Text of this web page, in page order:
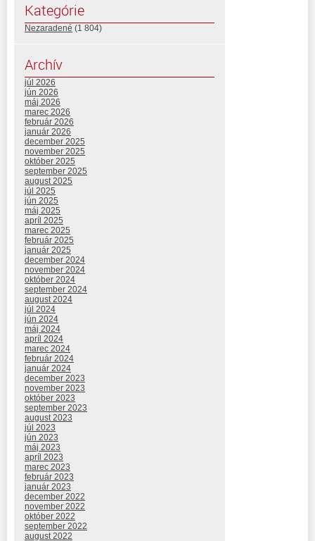
Kategórie
Nezaradené (1 804)
Archív
júl 2026
jún 2026
máj 2026
marec 2026
február 2026
január 2026
december 2025
november 2025
október 2025
september 2025
august 2025
júl 2025
jún 2025
máj 2025
apríl 2025
marec 2025
február 2025
január 2025
december 2024
november 2024
október 2024
september 2024
august 2024
júl 2024
jún 2024
máj 2024
apríl 2024
marec 2024
február 2024
január 2024
december 2023
november 2023
október 2023
september 2023
august 2023
júl 2023
jún 2023
máj 2023
apríl 2023
marec 2023
február 2023
január 2023
december 2022
november 2022
október 2022
september 2022
august 2022